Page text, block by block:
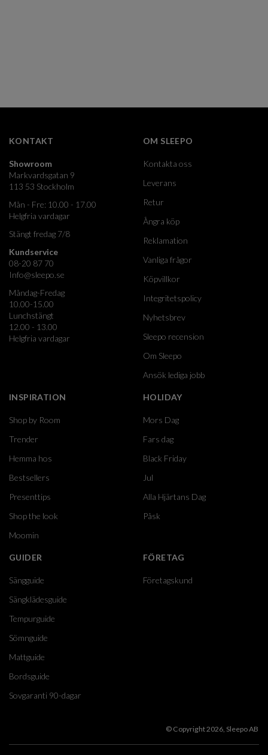
KONTAKT
Showroom
Markvardsgatan 9
113 53 Stockholm
Mån - Fre: 10.00 - 17.00
Helgfria vardagar
Stängt fredag 7/8
Kundservice
08-20 87 70
Info@sleepo.se
Måndag-Fredag
10.00-15.00
Lunchstängt
12.00 - 13.00
Helgfria vardagar
OM SLEEPO
Kontakta oss
Leverans
Retur
Ångra köp
Reklamation
Vanliga frågor
Köpvillkor
Integritetspolicy
Nyhetsbrev
Sleepo recension
Om Sleepo
Ansök lediga jobb
INSPIRATION
Shop by Room
Trender
Hemma hos
Bestsellers
Presenttips
Shop the look
Moomin
HOLIDAY
Mors Dag
Fars dag
Black Friday
Jul
Alla Hjärtans Dag
Påsk
GUIDER
Sängguide
Sängklädesguide
Tempurguide
Sömnguide
Mattguide
Bordsguide
Sovgaranti 90-dagar
FÖRETAG
Företagskund
© Copyright 2026, Sleepo AB